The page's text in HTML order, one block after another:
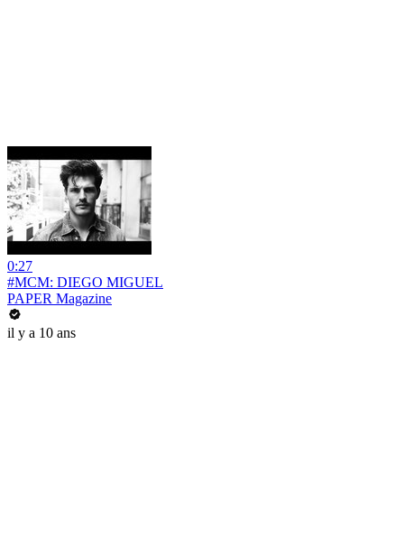
0:27
#MCM: DIEGO MIGUEL
PAPER Magazine
il y a 10 ans